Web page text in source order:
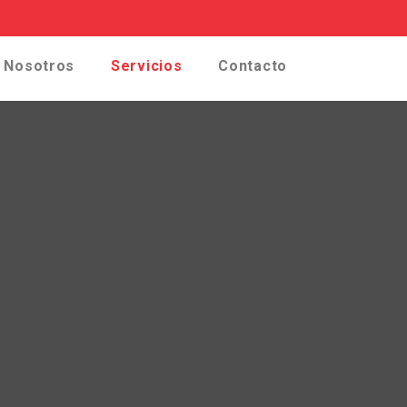
Nosotros Servicios Contacto